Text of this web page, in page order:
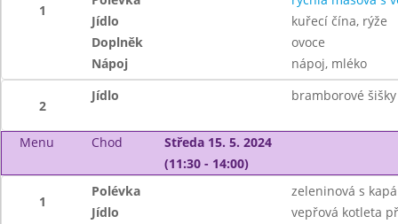
1
Jídlo
kuřecí čína, rýže
Doplněk
ovoce
Nápoj
nápoj, mléko
2
Jídlo bramborové
Menu Chod
Středa 15. 5. 2024
(11:30 - 14:00)
1
Polévka
zeleninová s
Jídlo
vepřová kotleta